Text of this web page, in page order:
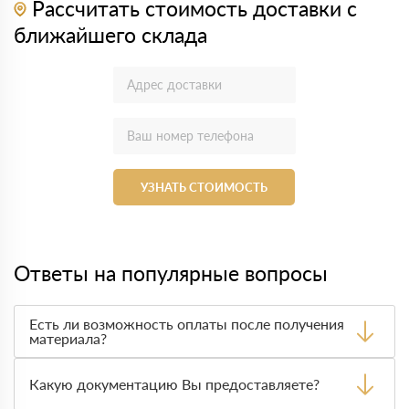
Рассчитать стоимость доставки с
ближайшего склада
УЗНАТЬ СТОИМОСТЬ
Ответы на популярные вопросы
Есть ли возможность оплаты после получения
материала?
оплата по факту получения товара. При этом, если
доставленный товар был ненадлежащего качества, то
Какую документацию Вы предоставляете?